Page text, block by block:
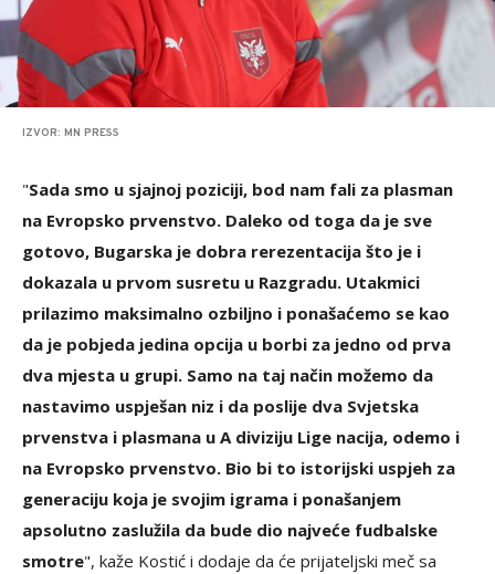
IZVOR: MN PRESS
"Sada smo u sjajnoj poziciji, bod nam fali za plasman
na Evropsko prvenstvo. Daleko od toga da je sve
gotovo, Bugarska je dobra rerezentacija što je i
dokazala u prvom susretu u Razgradu. Utakmici
prilazimo maksimalno ozbiljno i ponašaćemo se kao
da je pobjeda jedina opcija u borbi za jedno od prva
dva mjesta u grupi. Samo na taj način možemo da
nastavimo uspješan niz i da poslije dva Svjetska
prvenstva i plasmana u A diviziju Lige nacija, odemo i
na Evropsko prvenstvo. Bio bi to istorijski uspjeh za
generaciju koja je svojim igrama i ponašanjem
apsolutno zaslužila da bude dio najveće fudbalske
smotre", kaže Kostić i dodaje da će prijateljski meč sa